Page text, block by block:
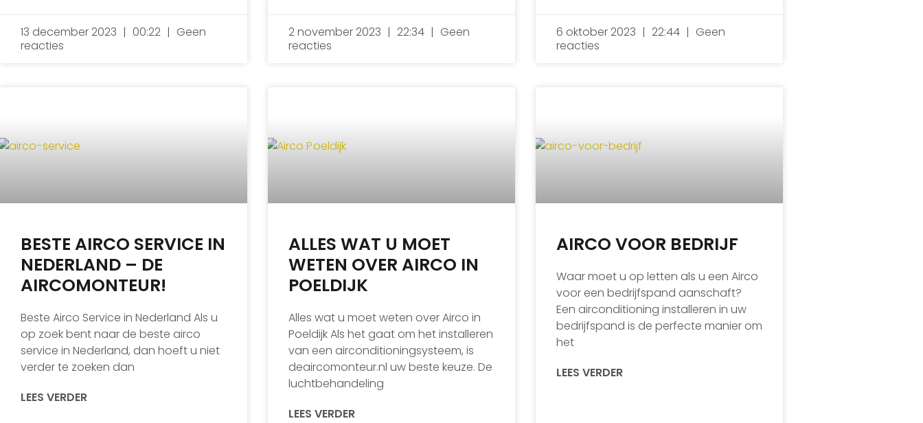
13 december 2023 00:22
Geen
reacties
2 november 2023 22:34
Geen
reacties
6 oktober 2023 22:44
Geen
reacties
BESTE AIRCO SERVICE IN
NEDERLAND – DE
AIRCOMONTEUR!
Beste Airco Service in Nederland Als u
op zoek bent naar de beste airco
service in Nederland, dan hoeft u niet
verder te zoeken dan
LEES VERDER
ALLES WAT U MOET
WETEN OVER AIRCO IN
POELDIJK
Alles wat u moet weten over Airco in
Poeldijk Als het gaat om het installeren
van een airconditioningsysteem, is
deaircomonteur.nl uw beste keuze. De
luchtbehandeling
LEES VERDER
AIRCO VOOR BEDRIJF
Waar moet u op letten als u een Airco
voor een bedrijfspand aanschaft?
Een airconditioning installeren in uw
bedrijfspand is de perfecte manier om
het
LEES VERDER